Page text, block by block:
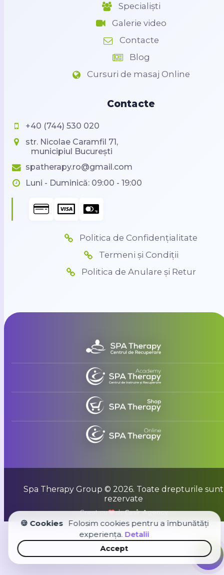
Specialiști
Galerie video
Contacte
Blog
Cursuri de masaj Online
Contacte
+40 (744) 530 020
str. Nicolae Caramfil 71,
municipiul București
spatherapy.ro@gmail.com
Luni - Duminică: 09:00 - 19:00
Politica de Confidențialitate
Termeni și Condiții
Politica de Anulare și Retur
Spa Therapy Group © 2026. Toate drepturile sunt
rezervate
Creat cu deCasîr Agency
🍪 Cookies
Folosim cookies pentru a îmbunătăți
experiența. Detalii
Accept